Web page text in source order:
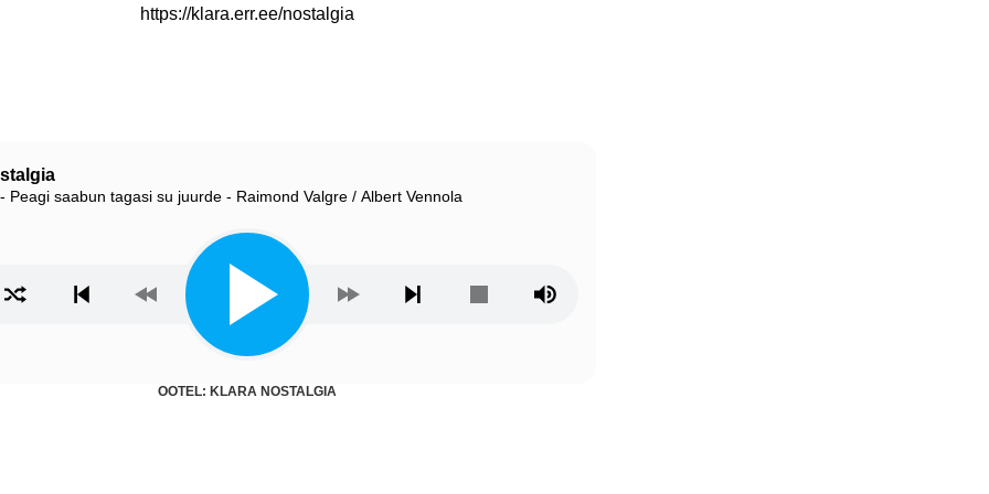
https://klara.err.ee/nostalgia
Peagi saabun tagasi su juurde - Raimond Valgre / Albert Vennola
OOTEL: KLARA NOSTALGIA